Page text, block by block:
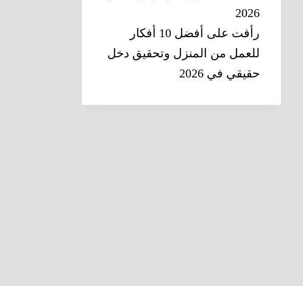
2026
رأفت على
أفضل 10 أفكار
للعمل من المنزل وتحقيق دخل
حقيقي في 2026